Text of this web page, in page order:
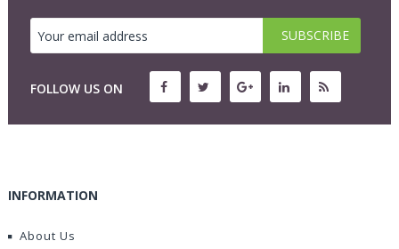
FOLLOW US ON
INFORMATION
About Us